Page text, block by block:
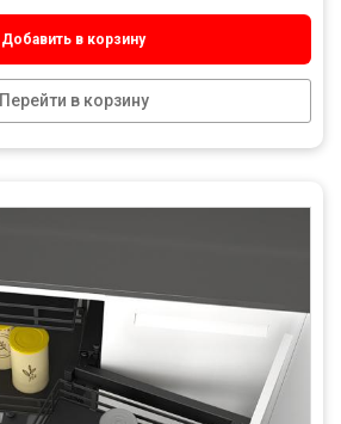
Добавить в корзину
Перейти в корзину